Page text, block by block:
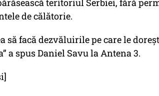
teritoriul Serbiei, fără
de călătorie.
să facă dezvăluirile pe care le
a spus Daniel Savu la Antena 3.